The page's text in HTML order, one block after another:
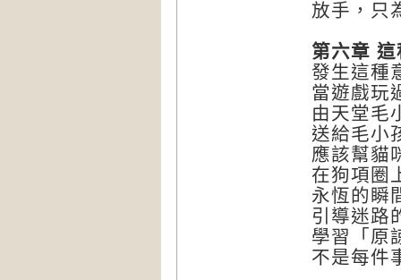
放手，只
第六章
發生這種
當遊戲玩
由天堂毛
送給毛小
應該幫貓
在狗項圈
永恆的瞬
引導迷路
學習「原
不是每件